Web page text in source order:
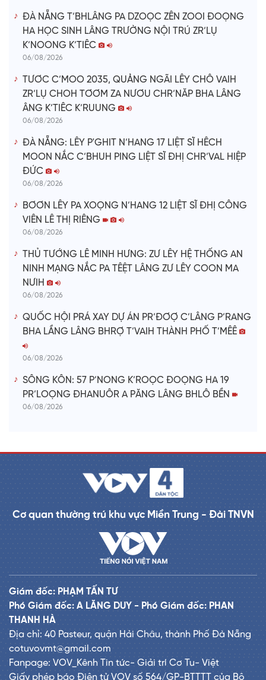
ĐÀ NẴNG T’BHLÂNG PA DZOỌC ZÊN ZOOI ĐOỌNG
HA HỌC SINH LÂNG TRƯỜNG NỘI TRÚ ZR’LỤ
K’NOONG K’TIÊC
06/08/2026
TƯƠC C’MOO 2035, QUẢNG NGÃI LÊY CHÔ VAIH
ZR’LỤ CHOH TƠƠM ZA NƯƠU CHR’NĂP BHA LÂNG
ÂNG K’TIÊC K’RUUNG
06/08/2026
ĐÀ NẴNG: LÊY P'GHIT N’HANG 17 LIỆT SĨ HÊCH
MOON NẮC C’BHUH PING LIỆT SĨ ĐHỊ CHR’VAL HIỆP
ĐỨC
06/08/2026
BƠƠN LÊY PA XOỌNG N’HANG 12 LIỆT SĨ ĐHỊ CÔNG
VIÊN LÊ THỊ RIÊNG
06/08/2026
THỦ TƯỚNG LÊ MINH HƯNG: ZƯ LÊY HỆ THỐNG AN
NINH MẠNG NẮC PA TÊỆT LÂNG ZƯ LÊY COON MA
NƯIH
06/08/2026
QUỐC HỘI PRÁ XAY DỰ ÁN PR’ĐƠỢ C’LÂNG P’RANG
BHA LẦNG LÂNG BHRỢ T’VAIH THÀNH PHỐ T’MÊÊ
06/08/2026
SÔNG KÔN: 57 P’NONG K’ROỌC ĐOỌNG HA 19
PR’LOỌNG ĐHANUÔR A PĂNG LÂNG BHLÔ BỀN
06/08/2026
Cơ quan thường trú khu vực Miền Trung - Đài TNVN
Giám đốc: PHẠM TẤN TƯ
Phó Giám đốc: A LĂNG DUY - Phó Giám đốc: PHAN
THANH HÀ
Địa chỉ: 40 Pasteur, quận Hải Châu, thành Phố Đà Nẵng
cotuvovmt@gmail.com
Fanpage: VOV_Kênh Tin tức- Giải trí Cơ Tu- Việt
Giấy phép báo Điện tử VOV số 564/GP-BTTTT của Bộ